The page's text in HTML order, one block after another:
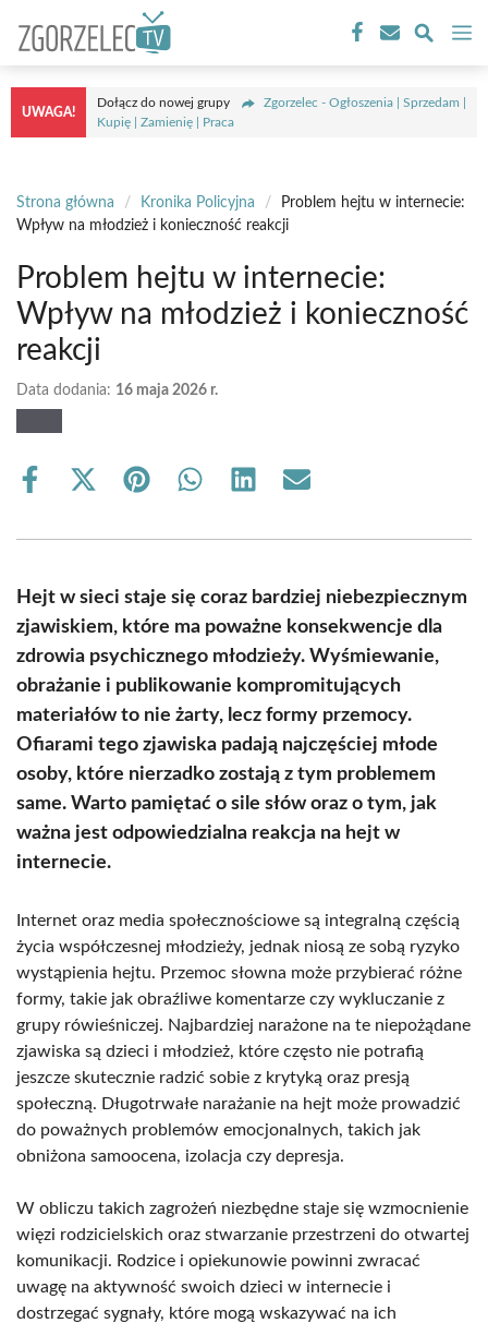
treści
UWAGA!
Dołącz do nowej grupy
Zgorzelec - Ogłoszenia | Sprzedam |
Kupię | Zamienię | Praca
Strona główna / Kronika Policyjna /
Problem hejtu w internecie:
Wpływ na młodzież i konieczność reakcji
Problem hejtu w internecie:
Wpływ na młodzież i konieczność
reakcji
Data dodania: 16 maja 2026 r.
Share
Share
(Twitter)
Share Share Share Share
Hejt w sieci staje się coraz bardziej niebezpiecznym
zjawiskiem, które ma poważne konsekwencje dla
zdrowia psychicznego młodzieży. Wyśmiewanie,
obrażanie i publikowanie kompromitujących
materiałów to nie żarty, lecz formy przemocy.
Ofiarami tego zjawiska padają najczęściej młode
osoby, które nierzadko zostają z tym problemem
same. Warto pamiętać o sile słów oraz o tym, jak
ważna jest odpowiedzialna reakcja na hejt w
internecie.
Internet oraz media społecznościowe są integralną częścią
życia współczesnej młodzieży, jednak niosą ze sobą ryzyko
wystąpienia hejtu. Przemoc słowna może przybierać różne
formy, takie jak obraźliwe komentarze czy wykluczanie z
grupy rówieśniczej. Najbardziej narażone na te niepożądane
zjawiska są dzieci i młodzież, które często nie potrafią
jeszcze skutecznie radzić sobie z krytyką oraz presją
społeczną. Długotrwałe narażanie na hejt może prowadzić
do poważnych problemów emocjonalnych, takich jak
obniżona samoocena, izolacja czy depresja.
W obliczu takich zagrożeń niezbędne staje się wzmocnienie
więzi rodzicielskich oraz stwarzanie przestrzeni do otwartej
komunikacji. Rodzice i opiekunowie powinni zwracać
uwagę na aktywność swoich dzieci w internecie i
dostrzegać sygnały, które mogą wskazywać na ich